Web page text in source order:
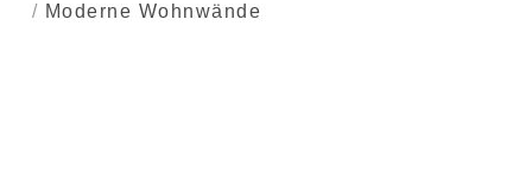
Moderne Wohnwände